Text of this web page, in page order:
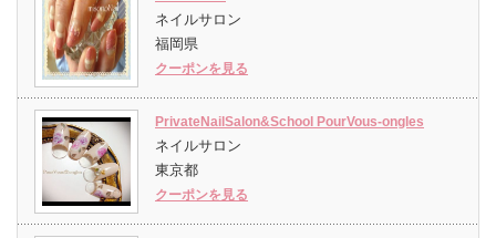
ネイルサロン
福岡県
クーポンを見る
PrivateNailSalon&School PourVous-ongles
ネイルサロン
東京都
クーポンを見る